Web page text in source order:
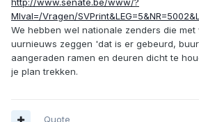
http://www.senate.be/www/?
MIval=/Vragen/
We hebben wel nationale zenders die
uurnieuws zeggen 'dat is er gebeurd,
aangeraden ramen en deuren dicht te
je plan trekken.
Quote